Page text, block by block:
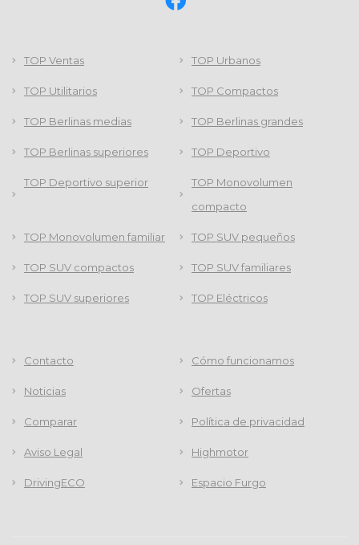
TOP Ventas TOP Urbanos
TOP Utilitarios TOP Compactos
TOP Berlinas medias TOP Berlinas grandes
TOP Berlinas superiores TOP Deportivo
TOP Deportivo superior
TOP Monovolumen
compacto
TOP Monovolumen familiar TOP SUV pequeños
TOP SUV compactos TOP SUV familiares
TOP SUV superiores TOP Eléctricos
Contacto Cómo funcionamos
Noticias Ofertas
Comparar Política de privacidad
Aviso Legal Highmotor
DrivingECO Espacio Furgo